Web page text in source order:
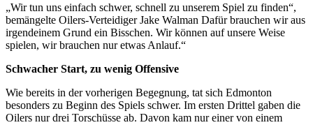
„Wir tun uns einfach schwer, schnell zu unserem Spiel zu finden“,
bemängelte Oilers-Verteidiger Jake Walman Dafür brauchen wir aus
irgendeinem Grund ein Bisschen. Wir können auf unsere Weise
spielen, wir brauchen nur etwas Anlauf.“
Schwacher Start, zu wenig Offensive
Wie bereits in der vorherigen Begegnung, tat sich Edmonton
besonders zu Beginn des Spiels schwer. Im ersten Drittel gaben die
Oilers nur drei Torschüsse ab. Davon kam nur einer von einem